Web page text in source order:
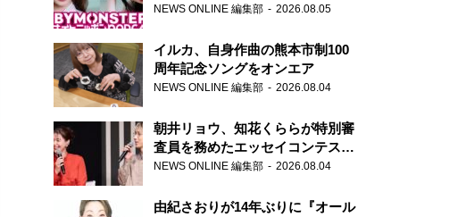
トニッポンPODCAST』月替わり
NEWS ONLINE 編集部 2026.08.05
イルカ、自身作曲の熊本市制100
周年記念ソングをオンエア
NEWS ONLINE 編集部 2026.08.04
朝井リョウ、知花くららが特別審
査員を務めたエッセイコンテスト
の特別番組「#いまあなたに伝え
NEWS ONLINE 編集部 2026.08.04
由紀さおりが14年ぶりに『オール